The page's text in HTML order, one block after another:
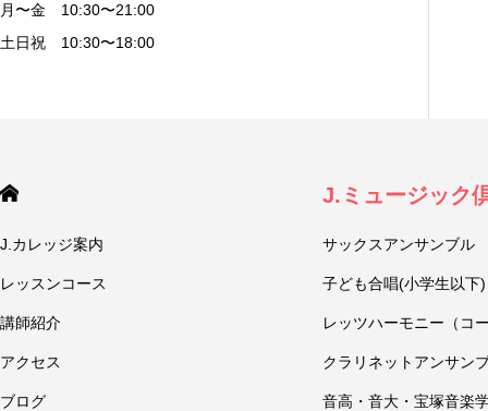
月〜金 10:30〜21:00
土日祝 10:30〜18:00
J.カレッジ案内
レッスンコース
講師紹介
アクセス
ブログ
J.ミュージック
サックスアンサンブル
子ども合唱(小学生以下)
レッツハーモニー（コ
クラリネットアンサン
音高・音大・宝塚音楽